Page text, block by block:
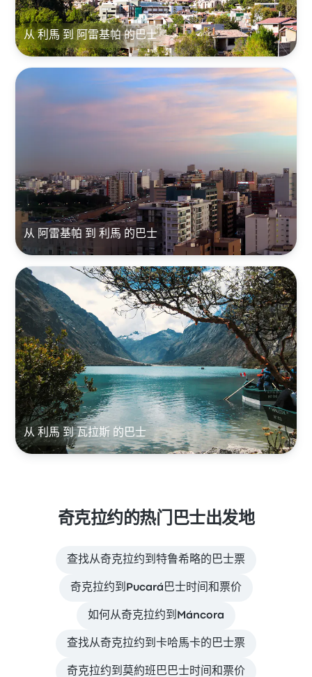
从 利馬 到 阿雷基帕 的巴士
从 阿雷基帕 到 利馬 的巴士
从 利馬 到 瓦拉斯 的巴士
奇克拉约的热门巴士出发地
查找从奇克拉约到特鲁希略的巴士票
奇克拉约到Pucará巴士时间和票价
如何从奇克拉约到Máncora
查找从奇克拉约到卡哈馬卡的巴士票
奇克拉约到莫約班巴巴士时间和票价